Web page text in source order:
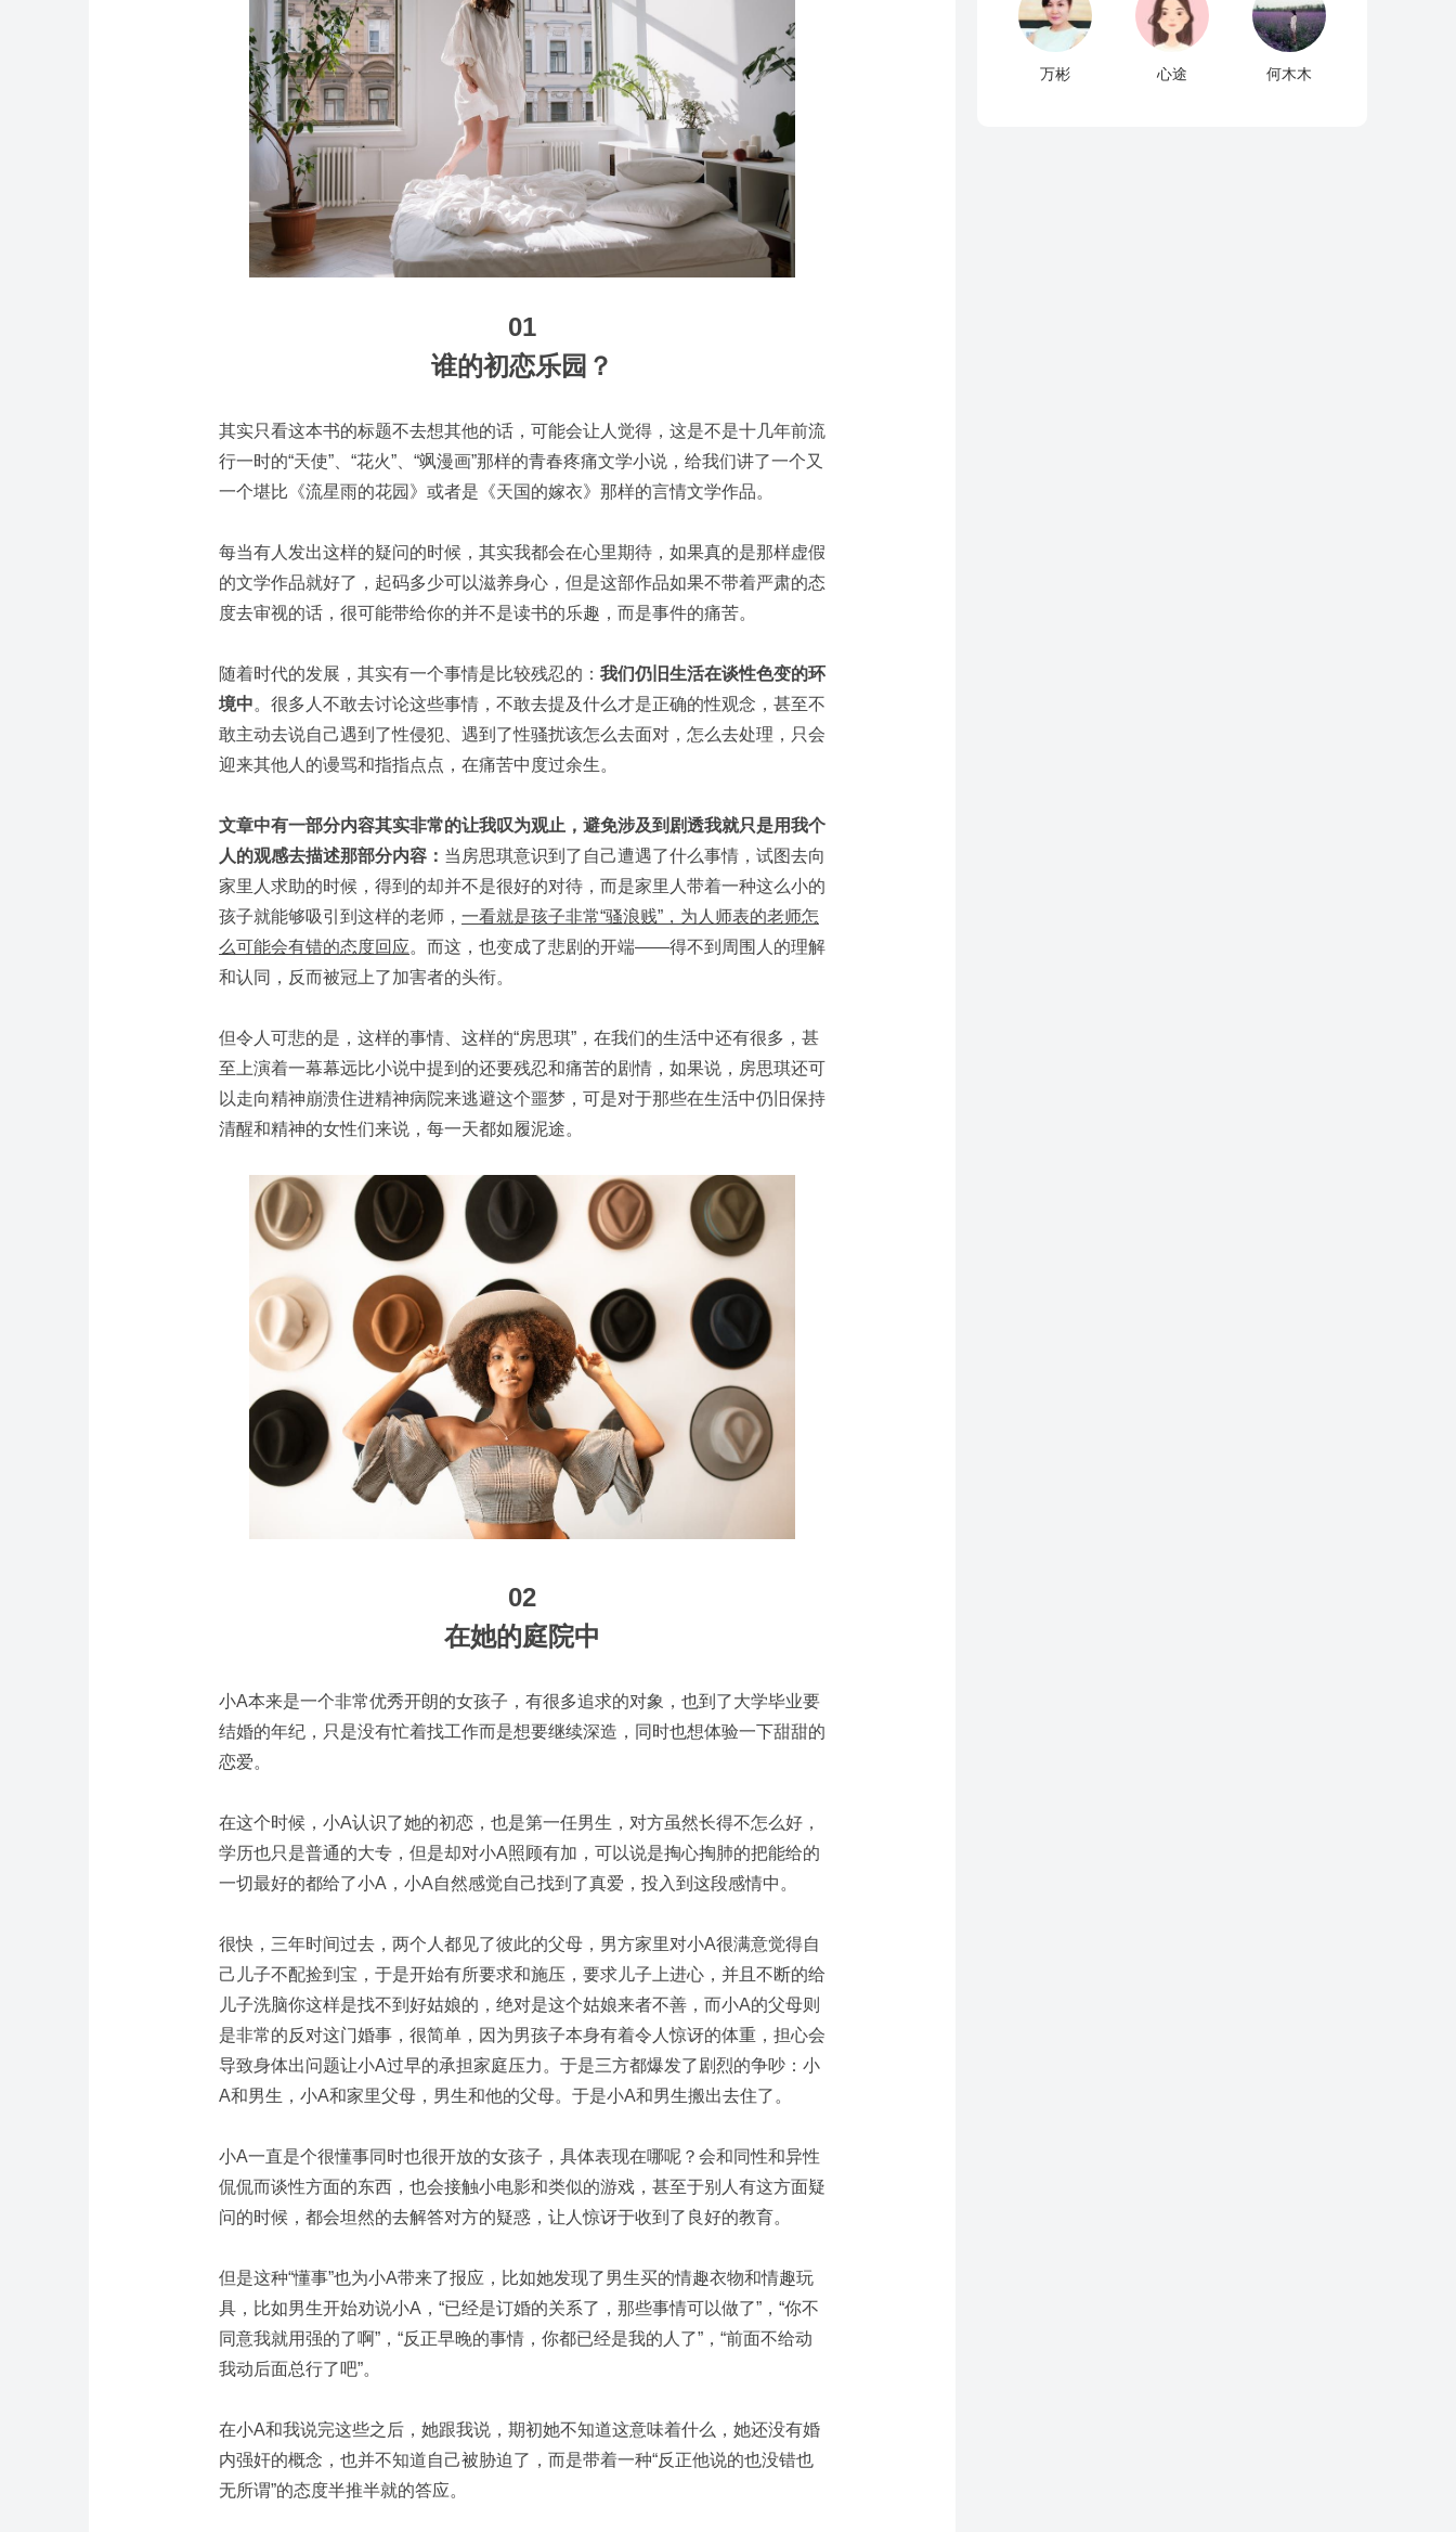
01
谁的初恋乐园？
其实只看这本书的标题不去想其他的话，可能会让人觉得，这是不是十几年前流
行一时的“天使”、“花火”、“飒漫画”那样的青春疼痛文学小说，给我们讲了一个又
一个堪比《流星雨的花园》或者是《天国的嫁衣》那样的言情文学作品。
每当有人发出这样的疑问的时候，其实我都会在心里期待，如果真的是那样虚假
的文学作品就好了，起码多少可以滋养身心，但是这部作品如果不带着严肃的态
度去审视的话，很可能带给你的并不是读书的乐趣，而是事件的痛苦。
随着时代的发展，其实有一个事情是比较残忍的： 我们仍旧生活在谈性色变的环
境中。很多人不敢去讨论这些事情，不敢去提及什么才是正确的性观念，甚至不
敢主动去说自己遇到了性侵犯、遇到了性骚扰该怎么去面对，怎么去处理，只会
迎来其他人的谩骂和指指点点，在痛苦中度过余生。
文章中有一部分内容其实非常的让我叹为观止，避免涉及到剧透我就只是用我个
人的观感去描述那部分内容： 当房思琪意识到了自己遭遇了什么事情，试图去向
家里人求助的时候，得到的却并不是很好的对待，而是家里人带着一种这么小的
孩子就能够吸引到这样的老师， 一看就是孩子非常“骚浪贱”，为人师表的老师怎
么可能会有错的态度回应。而这，也变成了悲剧的开端——得不到周围人的理解
和认同，反而被冠上了加害者的头衔。
但令人可悲的是，这样的事情、这样的“房思琪”，在我们的生活中还有很多，甚
至上演着一幕幕远比小说中提到的还要残忍和痛苦的剧情，如果说，房思琪还可
以走向精神崩溃住进精神病院来逃避这个噩梦，可是对于那些在生活中仍旧保持
清醒和精神的女性们来说，每一天都如履泥途。
02
在她的庭院中
小A本来是一个非常优秀开朗的女孩子，有很多追求的对象，也到了大学毕业要
结婚的年纪，只是没有忙着找工作而是想要继续深造，同时也想体验一下甜甜的
恋爱。
在这个时候，小A认识了她的初恋，也是第一任男生，对方虽然长得不怎么好，
学历也只是普通的大专，但是却对小A照顾有加，可以说是掏心掏肺的把能给的
一切最好的都给了小A，小A自然感觉自己找到了真爱，投入到这段感情中。
很快，三年时间过去，两个人都见了彼此的父母，男方家里对小A很满意觉得自
己儿子不配捡到宝，于是开始有所要求和施压，要求儿子上进心，并且不断的给
儿子洗脑你这样是找不到好姑娘的，绝对是这个姑娘来者不善，而小A的父母则
是非常的反对这门婚事，很简单，因为男孩子本身有着令人惊讶的体重，担心会
导致身体出问题让小A过早的承担家庭压力。于是三方都爆发了剧烈的争吵：小
A和男生，小A和家里父母，男生和他的父母。于是小A和男生搬出去住了。
小A一直是个很懂事同时也很开放的女孩子，具体表现在哪呢？会和同性和异性
侃侃而谈性方面的东西，也会接触小电影和类似的游戏，甚至于别人有这方面疑
问的时候，都会坦然的去解答对方的疑惑，让人惊讶于收到了良好的教育。
但是这种“懂事”也为小A带来了报应，比如她发现了男生买的情趣衣物和情趣玩
具，比如男生开始劝说小A，“已经是订婚的关系了，那些事情可以做了”，“你不
同意我就用强的了啊”，“反正早晚的事情，你都已经是我的人了”，“前面不给动
我动后面总行了吧”。
在小A和我说完这些之后，她跟我说，期初她不知道这意味着什么，她还没有婚
内强奸的概念，也并不知道自己被胁迫了，而是带着一种“反正他说的也没错也
无所谓”的态度半推半就的答应。
万彬 心途 何木木